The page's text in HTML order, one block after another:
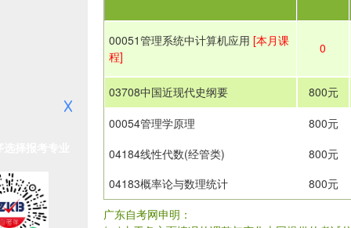
00051管理系统中计算机应用 [本月课
程]
0
03708中国近现代史纲要
800元
00054管理学原理
800元
04184线性代数(经管类)
800元
04183概率论与数理统计
800元
广东自考网申明：